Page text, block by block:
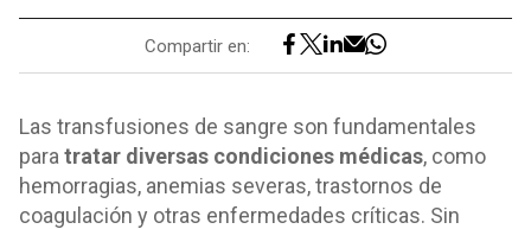
Compartir en:
Las transfusiones de sangre son fundamentales
para tratar diversas condiciones médicas, como
hemorragias, anemias severas, trastornos de
coagulación y otras enfermedades críticas. Sin